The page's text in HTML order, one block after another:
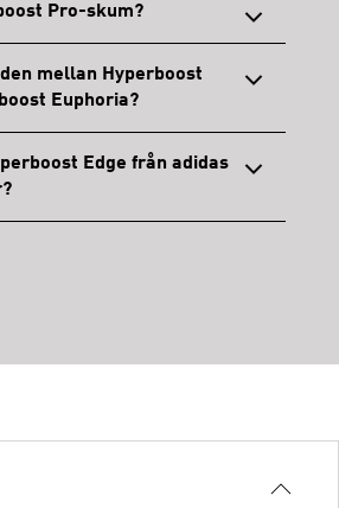
Pro-skum?
mellan Hyperboost
Euphoria?
Edge från adidas